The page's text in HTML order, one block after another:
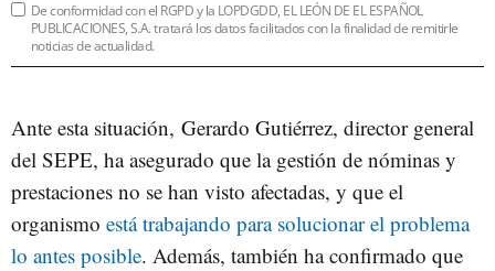
De conformidad con el RGPD y la LOPDGDD, EL LEÓN DE EL ESPAÑOL
PUBLICACIONES, S.A. tratará los datos facilitados con la finalidad de remitirle
noticias de actualidad.
Ante esta situación, Gerardo Gutiérrez, director general
del SEPE, ha asegurado que la gestión de nóminas y
prestaciones no se han visto afectadas, y que el
organismo está trabajando para solucionar el problema
lo antes posible. Además, también ha confirmado que